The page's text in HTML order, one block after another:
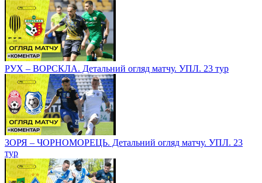
РУХ – ВОРСКЛА. Детальний огляд матчу. УПЛ. 23 тур
ЗОРЯ – ЧОРНОМОРЕЦЬ. Детальний огляд матчу. УПЛ. 23
тур